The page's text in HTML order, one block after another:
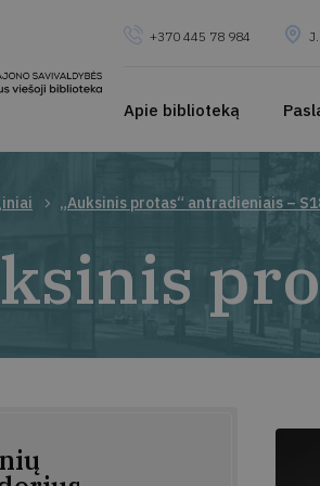
+370 445 78 984
Apie biblioteką
„Auksinis protas“ antradieniais –